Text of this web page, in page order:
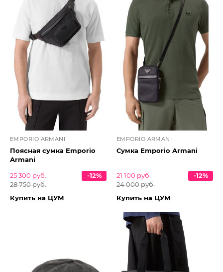
EMPORIO ARMANI
Поясная сумка Emporio
Armani
25 300 руб.
28 750 руб.
-12%
Купить на ЦУМ
EMPORIO ARMANI
Сумка Emporio Armani
21 100 руб.
24 000 руб.
-12%
Купить на ЦУМ